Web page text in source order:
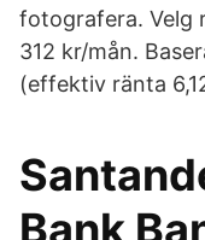
fotografera. Velg
312 kr/mån.
(effektiv ränta
Bank